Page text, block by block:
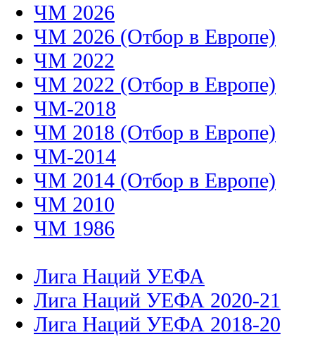
ЧМ 2026
ЧМ 2026 (Отбор в Европе)
ЧМ 2022
ЧМ 2022 (Отбор в Европе)
ЧМ-2018
ЧМ 2018 (Отбор в Европе)
ЧМ-2014
ЧМ 2014 (Отбор в Европе)
ЧМ 2010
ЧМ 1986
Лига Наций УЕФА
Лига Наций УЕФА 2020-21
Лига Наций УЕФА 2018-20